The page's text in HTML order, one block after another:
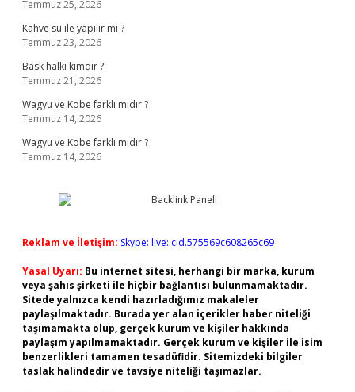
Temmuz 25, 2026
Kahve su ile yapılır mı ?
Temmuz 23, 2026
Bask halkı kimdir ?
Temmuz 21, 2026
Wagyu ve Kobe farklı mıdır ?
Temmuz 14, 2026
Wagyu ve Kobe farklı mıdır ?
Temmuz 14, 2026
Reklam ve İletişim: Skype: live:.cid.575569c608265c69
Yasal Uyarı: Bu internet sitesi, herhangi bir marka, kurum
veya şahıs şirketi ile hiçbir bağlantısı bulunmamaktadır.
Sitede yalnızca kendi hazırladığımız makaleler
paylaşılmaktadır. Burada yer alan içerikler haber niteliği
taşımamakta olup, gerçek kurum ve kişiler hakkında
paylaşım yapılmamaktadır. Gerçek kurum ve kişiler ile isim
benzerlikleri tamamen tesadüfidir. Sitemizdeki bilgiler
taslak halindedir ve tavsiye niteliği taşımazlar.